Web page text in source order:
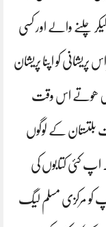
چلنے والے اور کسی
کو اپنا پریشان
ھوتے اس وقت
کے لوگوں
اپ کئی کتابوں کی
مرکزی مسلم لیگ